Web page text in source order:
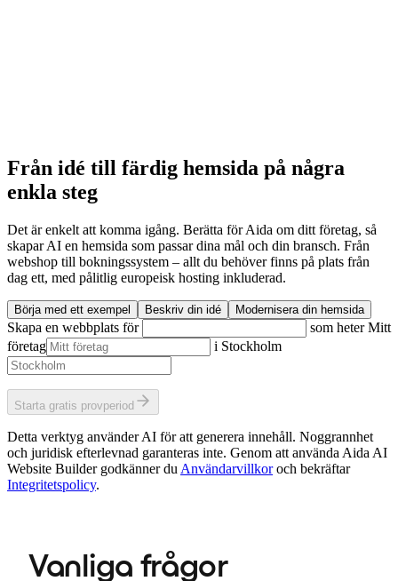
Från idé till färdig hemsida på några
enkla steg
Det är enkelt att komma igång. Berätta för Aida om ditt företag, så
skapar AI en hemsida som passar dina mål och din bransch. Från
webshop till bokningssystem – allt du behöver finns på plats från
dag ett, med pålitlig europeisk hosting inkluderad.
Börja med ett exempel Beskriv din idé Modernisera din hemsida
Skapa en webbplats för som heterMitt
företag
i Stockholm
Starta gratis provperiod
Detta verktyg använder AI för att generera innehåll. Noggrannhet
och juridisk efterlevnad garanteras inte. Genom att använda Aida AI
Website Builder godkänner du Användarvillkoroch bekräftar
Integritetspolicy.
Vanliga frågor